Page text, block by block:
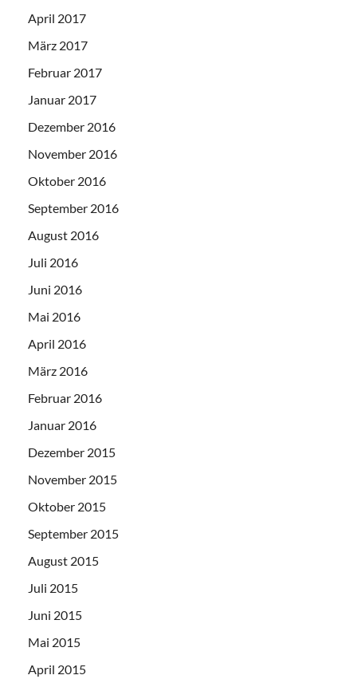
April 2017
März 2017
Februar 2017
Januar 2017
Dezember 2016
November 2016
Oktober 2016
September 2016
August 2016
Juli 2016
Juni 2016
Mai 2016
April 2016
März 2016
Februar 2016
Januar 2016
Dezember 2015
November 2015
Oktober 2015
September 2015
August 2015
Juli 2015
Juni 2015
Mai 2015
April 2015